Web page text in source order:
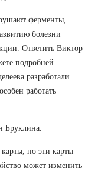
ферменты,
болезни
Ответить Виктор
подробней
разработали
работать
Бруклина.
но эти карты
может изменить